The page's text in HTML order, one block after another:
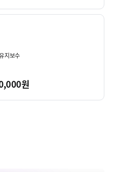
지보수
원